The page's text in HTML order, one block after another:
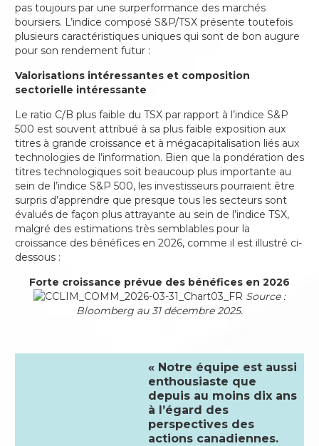
pas toujours par une surperformance des marchés
boursiers. L’indice composé S&P/TSX présente toutefois
plusieurs caractéristiques uniques qui sont de bon augure
pour son rendement futur :
Valorisations intéressantes et composition
sectorielle intéressante
Le ratio C/B plus faible du TSX par rapport à l’indice S&P
500 est souvent attribué à sa plus faible exposition aux
titres à grande croissance et à mégacapitalisation liés aux
technologies de l’information. Bien que la pondération des
titres technologiques soit beaucoup plus importante au
sein de l’indice S&P 500, les investisseurs pourraient être
surpris d’apprendre que presque tous les secteurs sont
évalués de façon plus attrayante au sein de l’indice TSX,
malgré des estimations très semblables pour la
croissance des bénéfices en 2026, comme il est illustré ci-
dessous :
Forte croissance prévue des bénéfices en 2026
Source :
Bloomberg au 31 décembre 2025.
« Notre équipe est aussi
enthousiaste que
depuis au moins dix ans
à l’égard des
perspectives des
actions canadiennes.